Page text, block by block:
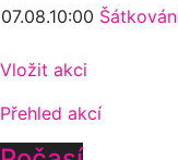
07.08.10:00
Vložit akci
Přehled akcí